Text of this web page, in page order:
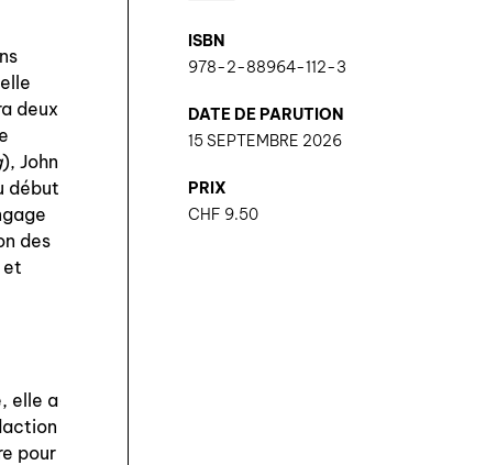
deux
), John
début
des
et
elle a
pour
ISBN
978-2-88964-112-3
DATE DE PARUTION
15 SEPTEMBRE 2026
PRIX
CHF 9.50